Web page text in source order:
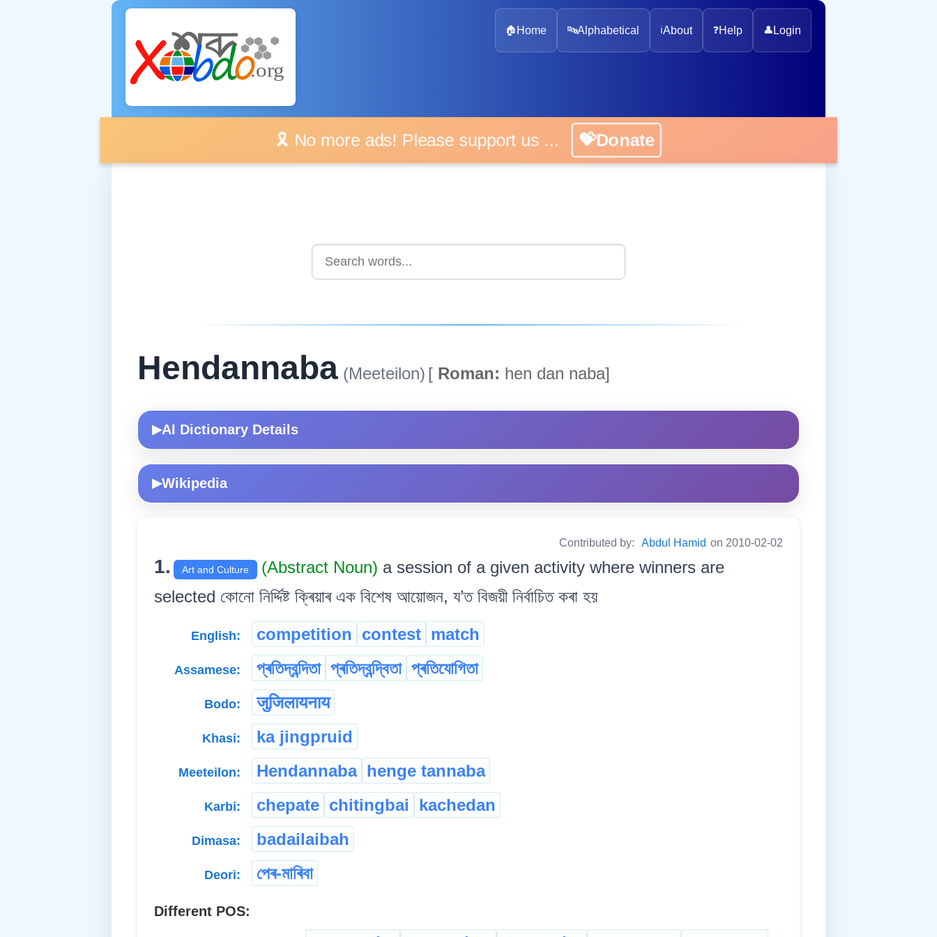
🏠 Home 🔤Alphabetical ℹ️About ❓Help 👤 Login
🎗️ No more ads! Please support us ... 💝Donate
Hendannaba (Meeteilon) [ Roman: hen dan naba]
▶AI Dictionary Details
▶Wikipedia
Contributed by: Abdul Hamid on 2010-02-02
1. Art and Culture (Abstract Noun) a session of a given activity where winners are
selected কোনো নিৰ্দ্দিষ্ট ক্ৰিয়াৰ এক বিশেষ আয়োজন, য’ত বিজয়ী নিৰ্বাচিত কৰা হয়
English: competition contest match
Assamese: প্ৰতিদ্বন্দিতা প্ৰতিদ্বন্দ্বিতা প্ৰতিযোগিতা
Bodo: जुजिलायनाय
Khasi: ka jingpruid
Meeteilon: Hendannaba henge tannaba
Karbi: chepate chitingbai kachedan
Dimasa: badailaibah
Deori: পেৰ-মাৰিবা
Different POS: